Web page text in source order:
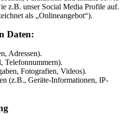
z.B. unser Social Media Profile auf.
als „Onlineangebot“).
Daten:
Adressen).
Telefonnummern).
Fotografien, Videos).
(z.B., Geräte-Informationen, IP-